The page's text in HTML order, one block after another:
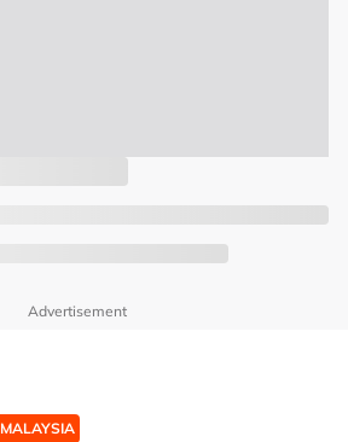
Advertisement
MALAYSIA